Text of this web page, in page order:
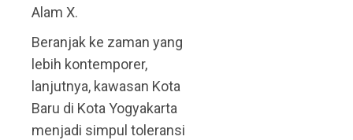
Alam X.
Beranjak ke zaman yang
lebih kontemporer,
lanjutnya, kawasan Kota
Baru di Kota Yogyakarta
menjadi simpul toleransi